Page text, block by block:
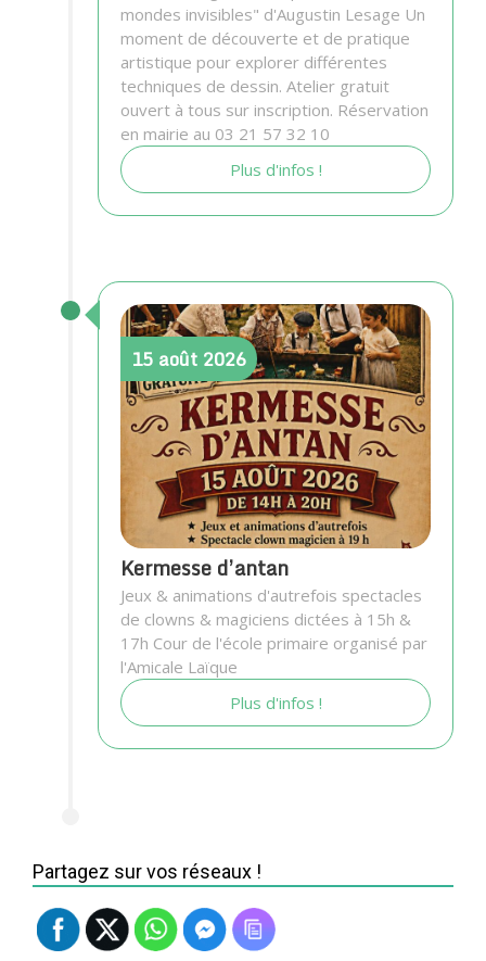
mondes invisibles" d'Augustin Lesage Un
moment de découverte et de pratique
artistique pour explorer différentes
techniques de dessin. Atelier gratuit
ouvert à tous sur inscription. Réservation
en mairie au 03 21 57 32 10
Plus d'infos !
15 août 2026
Kermesse d’antan
Jeux & animations d'autrefois spectacles
de clowns & magiciens dictées à 15h &
17h Cour de l'école primaire organisé par
l'Amicale Laïque
Plus d'infos !
Partagez sur vos réseaux !